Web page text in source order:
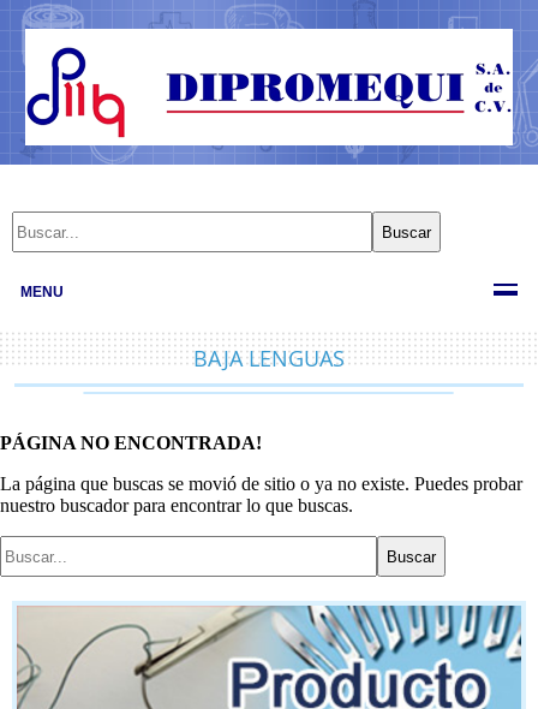
MENU
BAJA LENGUAS
PÁGINA NO ENCONTRADA!
La página que buscas se movió de sitio o ya no existe. Puedes probar
nuestro buscador para encontrar lo que buscas.